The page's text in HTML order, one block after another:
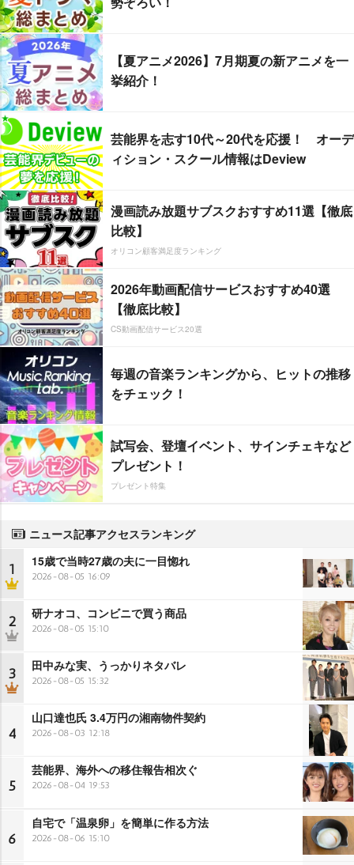
【夏アニメ2026】7月期夏の新アニメを一
挙紹介！
芸能界を志す10代～20代を応援！ オーデ
ィション・スクール情報はDeview
漫画読み放題サブスクおすすめ11選【徹底
比較】
オリコン顧客満足度ランキング
2026年動画配信サービスおすすめ40選
【徹底比較】
CS動画配信サービス20選
毎週の音楽ランキングから、ヒットの推移
をチェック！
試写会、登壇イベント、サインチェキなど
プレゼント！
プレゼント特集
ニュース記事アクセスランキング
1 15歳で当時27歳の夫に一目惚れ
2026-08-05 16:09
2 研ナオコ、コンビニで買う商品
2026-08-05 15:10
3 田中みな実、うっかりネタバレ
2026-08-05 15:32
4
山口達也氏 3.4万円の湘南物件契約
2026-08-03 12:18
5
芸能界、海外への移住報告相次ぐ
2026-08-04 19:53
6
自宅で「温泉卵」を簡単に作る方法
2026-08-06 15:10